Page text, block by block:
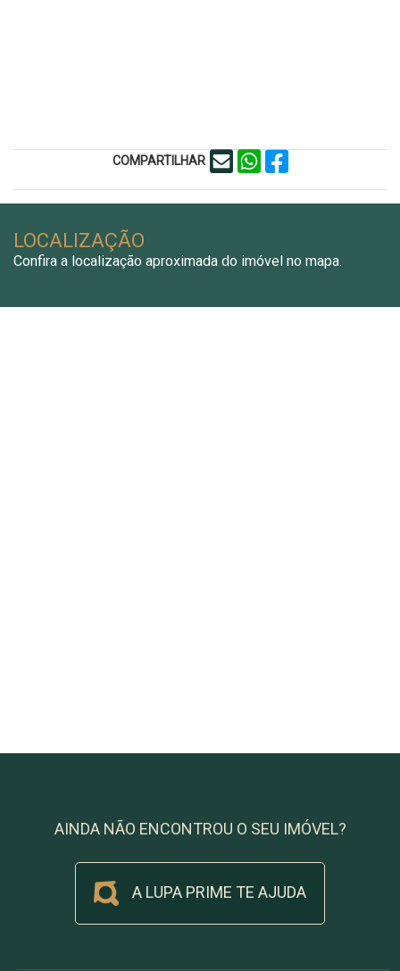
COMPARTILHAR
LOCALIZAÇÃO
Confira a localização aproximada do imóvel no mapa.
AINDA NÃO ENCONTROU O SEU IMÓVEL?
A LUPA PRIME TE AJUDA